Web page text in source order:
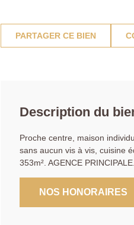
PARTAGER CE BIEN
Description du
Proche centre, maison
sans aucun vis à vis, cuisine
353m². AGENCE
NOS HONORAIRES